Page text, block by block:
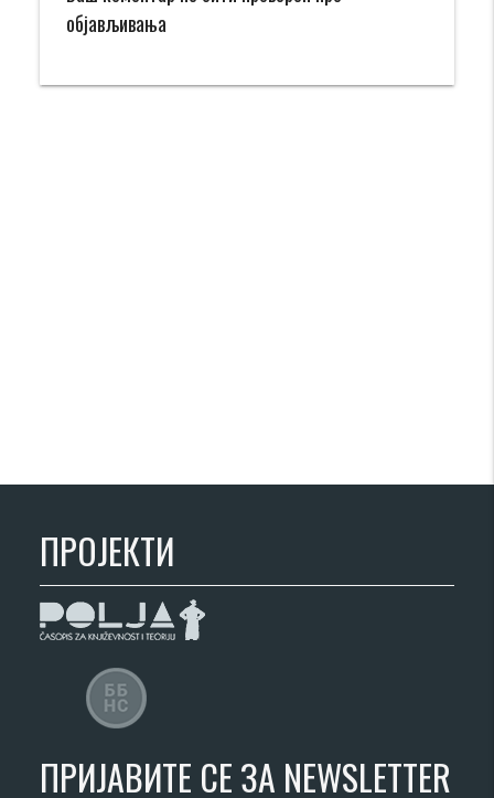
објављивања
ПРОЈЕКТИ
ПРИЈАВИТЕ СЕ ЗА NEWSLETTER